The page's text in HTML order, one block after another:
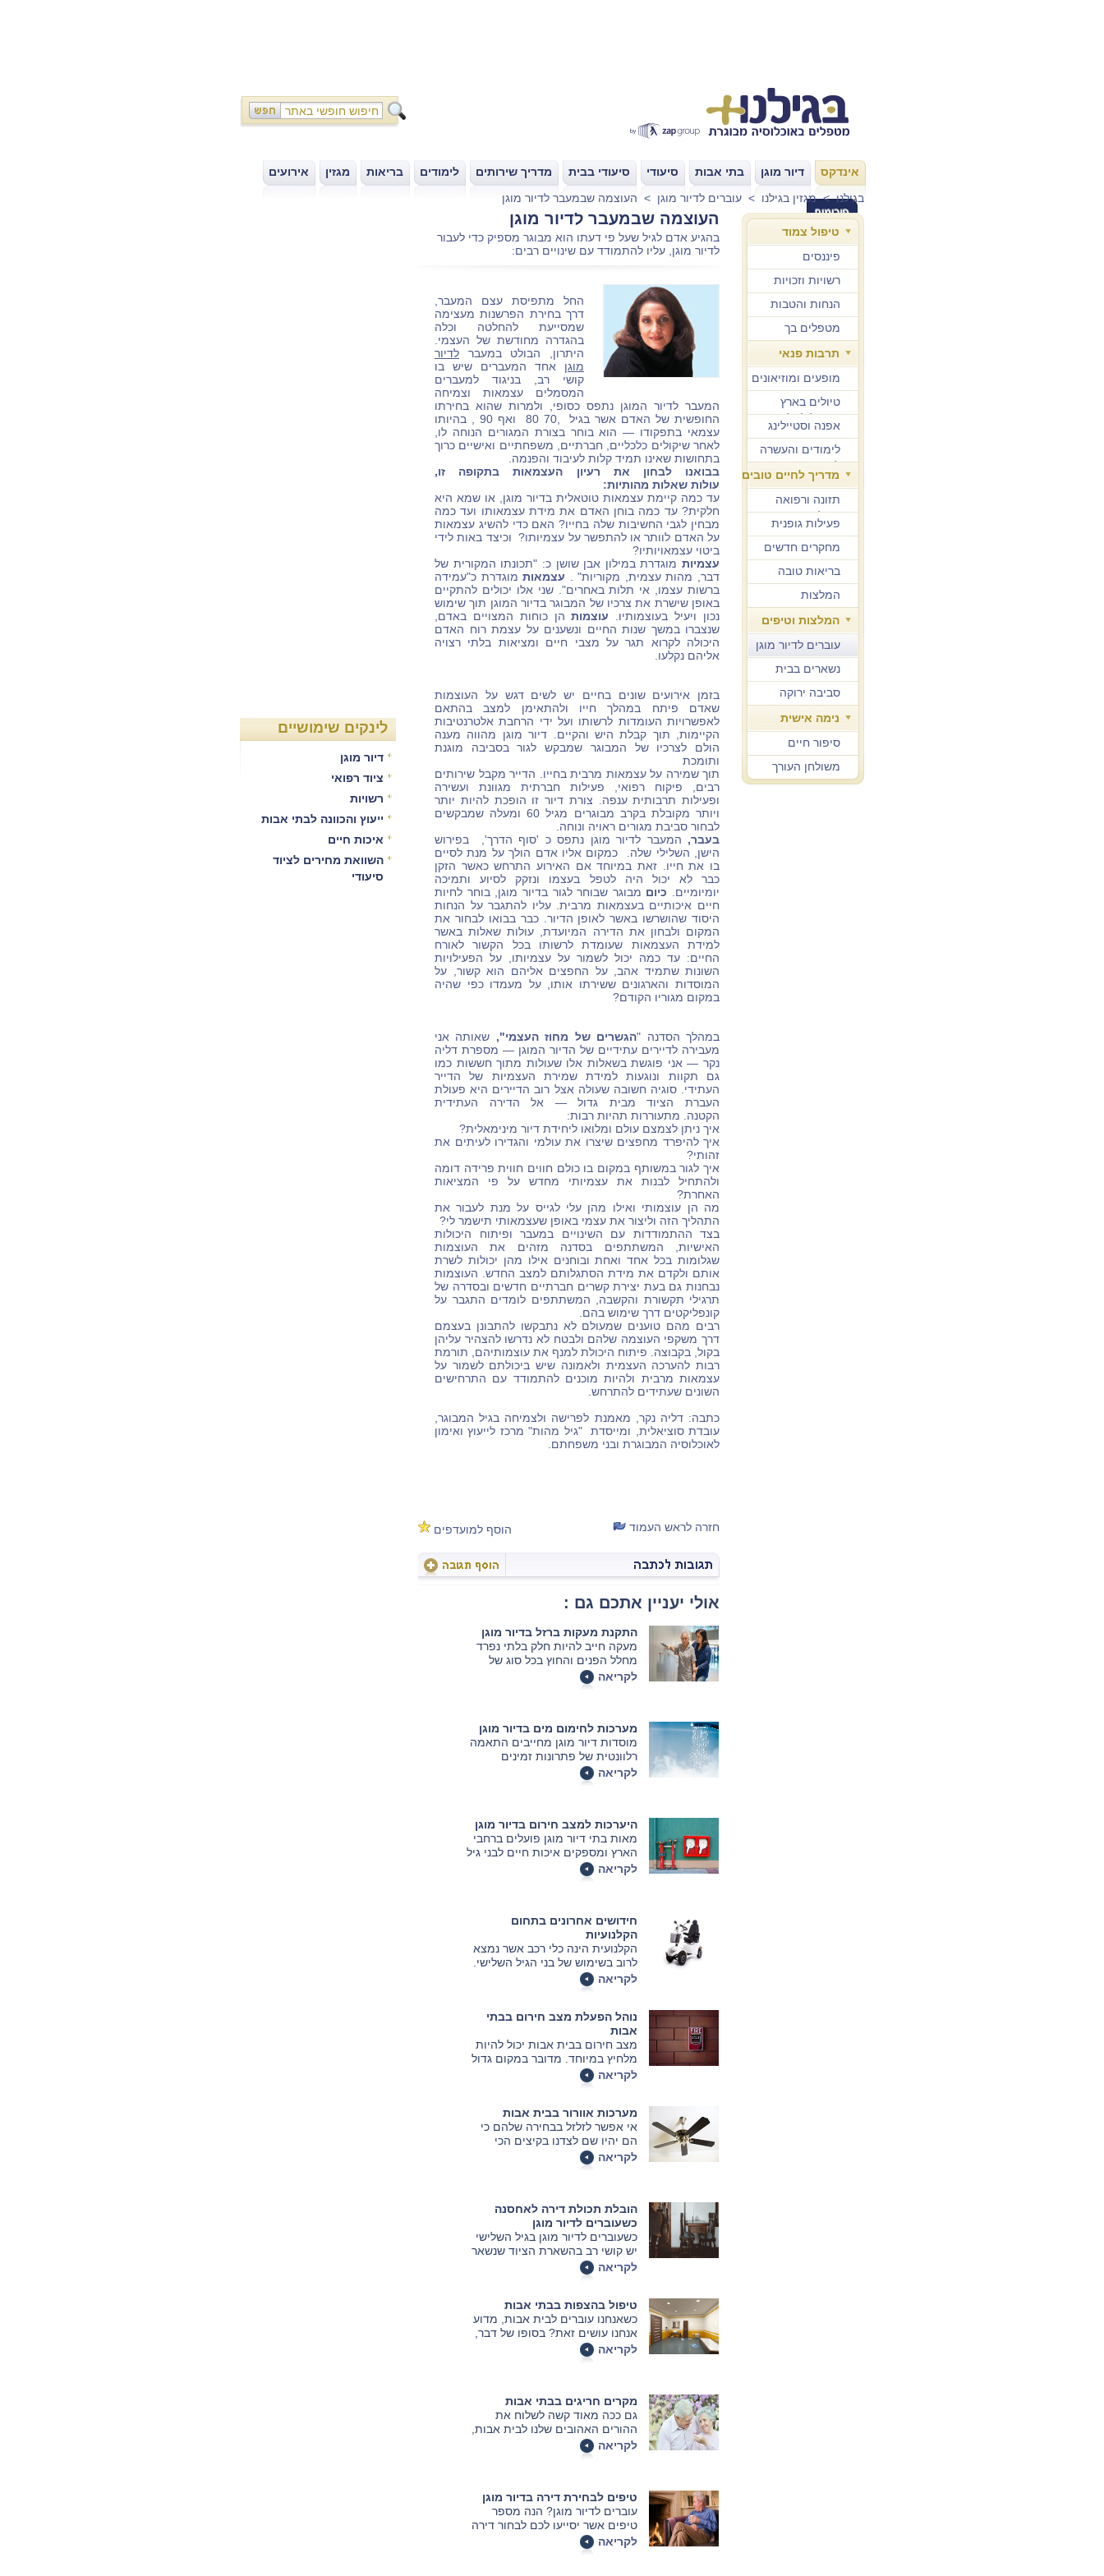
אינדקס דיור מוגן בתי אבות סיעודי סיעודי בבית מדריך שירותים לימודים בריאות מגזין
אירועים
בגילנו>מגזין בגילנו > עוברים לדיור מוגן > העוצמה שבמעבר לדיור מוגן
טיפול צמוד
פיננסים
רשויות וזכויות
הנחות והטבות
מטפלים בך
תרבות פנאי
מופעים ומוזיאונים
טיולים בארץ
ובחו"ל לגיל הזהב
אפנה וסטיילינג
לימודים והעשרה
למבוגרים
מדריך לחיים טובים
תזונה ורפואה
משלימה
פעילות גופנית
מחקרים חדשים
בריאות טובה
המלצות
המלצות וטיפים
עוברים לדיור מוגן
נשארים בבית
סביבה ירוקה
נימה אישית
סיפור חיים
משולחן העורך
העוצמה שבמעבר לדיור מוגן
בהגיע אדם לגיל שעל פי דעתו הוא מבוגר מספיק כדי לעבור
לדיור מוגן, עליו להתמודד עם שינויים רבים:
החל מתפיסת עצם המעבר,
דרך בחירת הפרשנות מעצימה
שמסייעת להחלטה וכלה
בהגדרה מחודשת של העצמי.
היתרון, הבולט במעבר לדיור
מוגן אחד המעברים שיש בו
קושי רב, בניגוד למעברים
המסמלים עצמאות וצמיחה
המעבר לדיור המוגן נתפס כסופי, ולמרות שהוא בחירתו
החופשית של האדם אשר בגיל ,70 80 ואף 90 , בהיותו
עצמאי בתפקודו — הוא בוחר בצורת המגורים הנוחה לו,
לאחר שיקולים כלכליים, חברתיים, משפחתיים ואישיים כרוך
בתחושות שאינו תמיד קלות לעיבוד והפנמה.
בבואנו לבחון את רעיון העצמאות בתקופה זו,
עולות שאלות מהותיות:
עד כמה קיימת עצמאות טוטאלית בדיור מוגן, או שמא היא
חלקית? עד כמה בוחן האדם את מידת עצמאותו ועד כמה
מבחין לגבי החשיבות שלה בחייו? האם כדי להשיג עצמאות
על האדם לוותר או להתפשר על עצמיותו? וכיצד באות לידי
ביטוי עצמאויותיו?
עצמיות מוגדרת במילון אבן שושן כ: "תכונתו המקורית של
דבר, מהות עצמית, מקוריות" .
עצמאותמוגדרת כ"עמידה
ברשות עצמו, אי תלות באחרים". שני אלו יכולים להתקיים
באופן שישרת את צרכיו של המבוגר בדיור המוגן תוך שימוש
נכון ויעיל בעוצמותיו. עוצמותהן כוחות המצויים באדם,
שנצברו במשך שנות החיים ונשענים על עצמת רוח האדם
היכולה לקרוא תגר על מצבי חיים ומציאות בלתי רצויה
אליהם נקלעו.
בזמן אירועים שונים בחיים יש לשים דגש על העוצמות
שאדם פיתח במהלך חייו ולהתאימן למצב בהתאם
לאפשרויות העומדות לרשותו ועל ידי הרחבת אלטרנטיבות
הקיימות, תוך קבלת היש והקיים. דיור מוגן מהווה מענה
הולם לצרכיו של המבוגר שמבקש לגור בסביבה מוגנת
ותומכת
תוך שמירה על עצמאות מרבית בחייו. הדייר מקבל שירותים
רבים, פיקוח רפואי, פעילות חברתית מגוונת ועשירה
ופעילות תרבותית ענפה. צורת דיור זו הופכת להיות יותר
ויותר מקובלת בקרב מבוגרים מגיל 60 ומעלה שמבקשים
לבחור סביבת מגורים ראויה ונוחה.
בעבר, המעבר לדיור מוגן נתפס כ 'סוף הדרך', בפירוש
הישן, השלילי שלה. כמקום אליו אדם הולך על מנת לסיים
בו את חייו. זאת במיוחד אם האירוע התרחש כאשר הזקן
כבר לא יכול היה לטפל בעצמו ונזקק לסיוע ותמיכה
יומיומיים.
כיום מבוגר שבוחר לגור בדיור מוגן, בוחר לחיות
חיים איכותיים בעצמאות מרבית. עליו להתגבר על הנחות
היסוד שהושרשו באשר לאופן הדיור. כבר בבואו לבחור את
המקום ולבחון את הדירה המיועדת, עולות שאלות באשר
למידת העצמאות שעומדת לרשותו בכל הקשור לאורח
החיים: עד כמה יכול לשמור על עצמיותו, על הפעילויות
השונות שתמיד אהב, על החפצים אליהם הוא קשור, על
המוסדות והארגונים ששירתו אותו, על מעמדו כפי שהיה
במקום מגוריו הקודם?
במהלך הסדנה "הגשרים של מחוז העצמי", שאותה אני
מעבירה לדיירים עתידיים של הדיור המוגן — מספרת דליה
נקר — אני פוגשת בשאלות אלו שעולות מתוך חששות כמו
גם תקוות ונוגעות למידת שמירת העצמיות של הדייר
העתידי. סוגיה חשובה שעולה אצל רוב הדיירים היא פעולת
העברת הציוד מבית גדול — אל הדירה העתידית
הקטנה. מתעוררות תהיות רבות:
איך ניתן לצמצם עולם ומלואו ליחידת דיור מינימאלית?
איך להיפרד מחפצים שיצרו את עולמי והגדירו לעיתים את
זהותי?
איך לגור במשותף במקום בו כולם חווים חווית פרידה דומה
ולהתחיל לבנות את עצמיותי מחדש על פי המציאות
האחרת?
מה הן עוצמותי ואילו מהן עלי לגייס על מנת לעבור את
התהליך הזה וליצור את עצמי באופן שעצמאותי תישמר לי?
בצד ההתמודדות עם השינויים במעבר ופיתוח היכולות
האישיות, המשתתפים בסדנה מזהים את העוצמות
שגלומות בכל אחד ואחת ובוחנים אילו מהן יכולות לשרת
אותם ולקדם את מידת הסתגלותם למצב החדש. העוצמות
נבחנות גם בעת יצירת קשרים חברתיים חדשים ובסדרה של
תרגילי תקשורת והקשבה, המשתתפים לומדים התגבר על
קונפליקטים דרך שימוש בהם.
רבים מהם טוענים שמעולם לא נתבקשו להתבונן בעצמם
דרך משקפי העוצמה שלהם ולבטח לא נדרשו להצהיר עליהן
בקול, בקבוצה. פיתוח היכולת למנף את עוצמותיהם, תורמת
רבות להערכה העצמית ולאמונה שיש ביכולתם לשמור על
עצמאות מרבית ולהיות מוכנים להתמודד עם התרחישים
השונים שעתידים להתרחש.
כתבה: דליה נקר, מאמנת לפרישה ולצמיחה בגיל המבוגר,
עובדת סוציאלית, ומייסדת "גיל מהות" מרכז לייעוץ ואימון
לאוכלוסיה המבוגרת ובני משפחתם.
חזרה לראש העמוד הוסף למועדפים
אולי יעניין אתכם גם :
התקנת מעקות ברזל בדיור מוגן
מעקה חייב להיות חלק בלתי נפרד
מחלל הפנים והחוץ בכל סוג של
מוסד דיור מוגן. במאמר הבא נסביר
איך בוחרים את המעקה המתאים.
לקריאה
מערכות לחימום מים בדיור מוגן
מוסדות דיור מוגן מחייבים התאמה
רלוונטית של פתרונות זמינים
לחימום מים לכל אורך השנה.
במאמר הבא נסביר מה ההבדל בין
לבניין
לקריאה
היערכות למצב חירום בדיור מוגן
מאות בתי דיור מוגן פועלים ברחבי
הארץ ומספקים איכות חיים לבני גיל
הזהב. אלא שמעבר לשגרת
הפעילויות היום-יומית, על המבנים
ניתן להיות ערוכים מבעוד מועד לכל
צרה שלא תבוא? על כך בכתבה
הבאה.
לקריאה
חידושים אחרונים בתחום
הקלנועיות
הקלנועית הינה כלי רכב אשר נמצא
לרוב בשימוש של בני הגיל השלישי.
היא מקלה את החיים של אוכלוסייה
זו ומאפשרת נסיעה נוחה למרחקים
החידושים האחרונים בתחום
הקלנועיות אותם מוטב שתכירו טרם
רכישת קלנועית חדשה.
לקריאה
נוהל הפעלת מצב חירום בבתי
אבות
מצב חירום בבית אבות יכול להיות
מלחיץ במיוחד. מדובר במקום גדול
מאוד שיש בו מאות דיירים כאשר
המצב הפיזי שלהם לא מאפשר להם
כזה?
לקריאה
מערכות אוורור בבית אבות
אי אפשר לזלזל בבחירה שלהם כי
הם יהיו שם לצדנו בקיצים הכי
חמים, וגם בבית אבות צריך לדעת
לבחור אותם נכון. אלו אפשרויות יש
לקריאה
הובלת תכולת דירה לאחסנה
כשעוברים לדיור מוגן
כשעוברים לדיור מוגן בגיל השלישי
יש קושי רב בהשארת הציוד שנשאר
מאחור, חשוב למצוא את הפתרונות
הנכונים למצב העדין. אחסון חלק
להיות הפתרון.
לקריאה
טיפול בהצפות בבתי אבות
כשאנחנו עוברים לבית אבות, מדוע
אנחנו עושים זאת? בסופו של דבר,
עבור רבים מאתנו לא מדובר במעבר
פשוט כל כך – אך בכל זאת המעבר
ביותר בגיל השלישי.
לקריאה
מקרים חריגים בבתי אבות
גם ככה מאוד קשה לשלוח את
ההורים האהובים שלנו לבית אבות,
כך שגילוי מקרים חריגים בהתנהגות
כלפי אותם מבוגרים יכולה להיות
חריגים כאלו תועדו במצלמות
אבטחה מספר פעמים והם מגוונים,
נוראיים ומדאיגים.
לקריאה
טיפים לבחירת דירה בדיור מוגן
עוברים לדיור מוגן? הנה מספר
טיפים אשר יסייעו לכם לבחור דירה
מתאימה, שתענה על צרכי בני הגיל
השלישי בצורה האופטימלית.
לקריאה
לינקים שימושיים
דיור מוגן
ציוד רפואי
רשויות
ייעוץ והכוונה לבתי אבות
איכות חיים
השוואת מחירים לציוד
סיעודי